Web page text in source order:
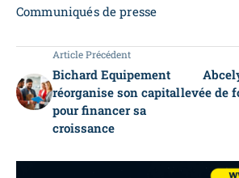
Communiqués de presse
Article Précédent
Bichard Equipement
réorganise son capital
pour financer sa
croissance
levée de